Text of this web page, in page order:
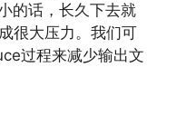
的话，长久下去就
很大压力。我们可
过程来减少输出文